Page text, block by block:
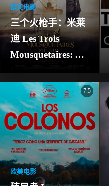
欧美电影
三个火枪手：米莱
迪 Les Trois
Mousquetaires:
Milady
7.5
欧美电影